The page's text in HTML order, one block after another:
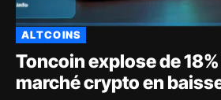
ALTCOINS
Toncoin explose de
marché crypto en